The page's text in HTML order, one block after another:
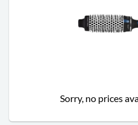
Sorry, no prices